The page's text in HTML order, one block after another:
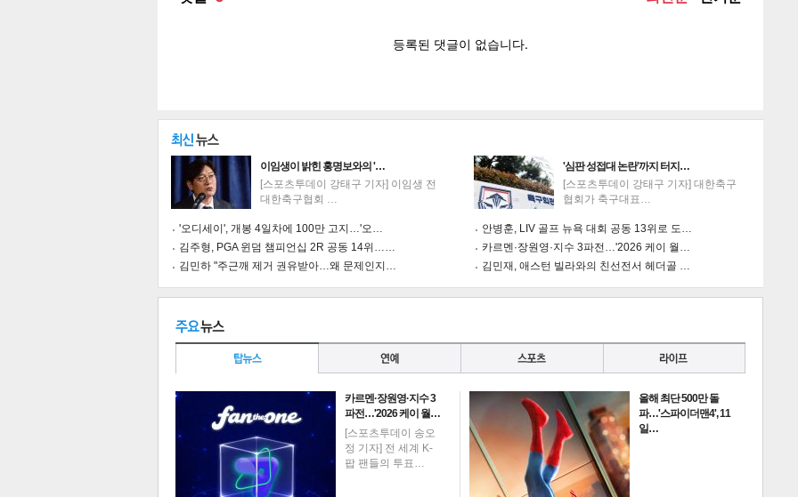
이임생이 밝힌 홍명보와의 '…
[스포츠투데이 강태구 기자] 이임생 전
대한축구협회 …
'오디세이', 개봉 4일차에 100만 고지…'오…
김주형, PGA 윈덤 챔피언십 2R 공동 14위……
김민하 "주근깨 제거 권유받아…왜 문제인지…
'심판 성접대 논란'까지 터지…
[스포츠투데이 강태구 기자] 대한축구
협회가 축구대표…
안병훈, LIV 골프 뉴욕 대회 공동 13위로 도…
카르멘·장원영·지수 3파전…'2026 케이 월…
김민재, 애스턴 빌라와의 친선전서 헤더골 …
카르멘·장원영·지수 3
파전…'2026 케이 월…
[스포츠투데이 송오
정 기자] 전 세계 K-
팝 팬들의 투표…
올해 최단 500만 돌
파…'스파이더맨4', 11
일…